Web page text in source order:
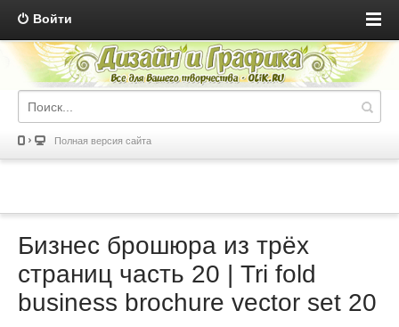
Войти
Полная версия сайта
Бизнес брошюра из трёх
страниц часть 20 | Tri fold
business brochure vector set 20